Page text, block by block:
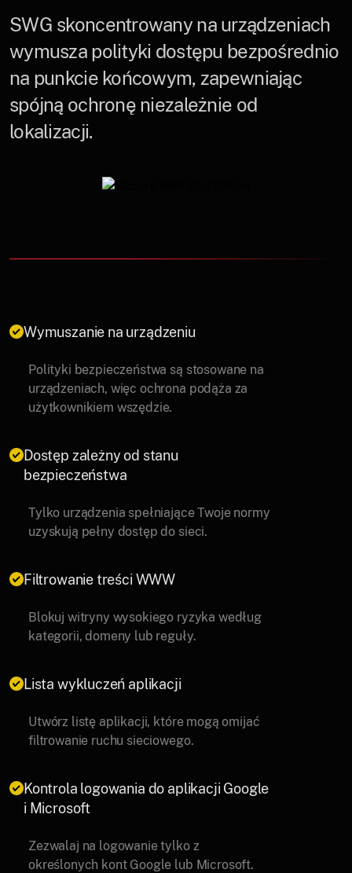
SWG skoncentrowany na urządzeniach
wymusza polityki dostępu bezpośrednio
na punkcie końcowym, zapewniając
spójną ochronę niezależnie od
lokalizacji.
Wymuszanie na urządzeniu
Polityki bezpieczeństwa są stosowane na
urządzeniach, więc ochrona podąża za
użytkownikiem wszędzie.
Dostęp zależny od stanu
bezpieczeństwa
Tylko urządzenia spełniające Twoje normy
uzyskują pełny dostęp do sieci.
Filtrowanie treści WWW
Blokuj witryny wysokiego ryzyka według
kategorii, domeny lub reguły.
Lista wykluczeń aplikacji
Utwórz listę aplikacji, które mogą omijać
filtrowanie ruchu sieciowego.
Kontrola logowania do aplikacji Google
i Microsoft
Zezwalaj na logowanie tylko z
określonych kont Google lub Microsoft.